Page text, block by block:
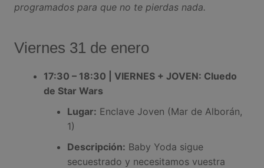
programados para que no te pierdas nada.
Viernes 31 de enero
17:30 – 18:30 | VIERNES + JOVEN: Cluedo
de Star Wars
Lugar: Enclave Joven (Mar de Alborán,
1)
Descripción: Baby Yoda sigue
secuestrado y necesitamos vuestra